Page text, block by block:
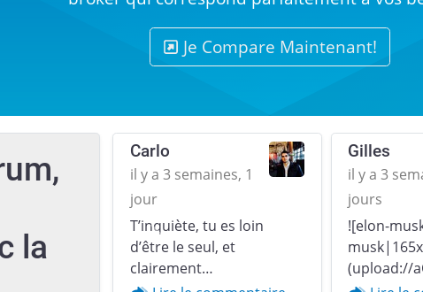
Je Compare Maintenant!
la
Carlo
il y a 3 semaines, 1
jour
T’inquiète, tu es loin
d’être le seul, et
clairement…
Gilles
il y a 3
jours
![elon-
(upload://
Previous